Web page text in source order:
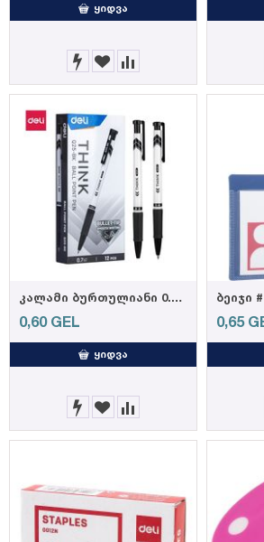
ᲧᲘᲓᲕᲐ
კალამი ბურთულიანი 0.7mm Q25BK Black, DELI
0,60 GEL
ᲧᲘᲓᲕᲐ
0,65